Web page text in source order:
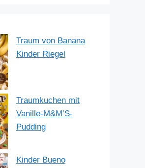
Traum von Banana
Kinder Riegel
Traumkuchen mit
Vanille-M&M’S-
Pudding
Kinder Bueno